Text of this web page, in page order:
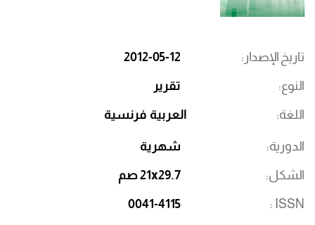
تاريخ الإصدار 2012-05-12
النوع تقرير
اللغة العربية فرنسية
الدورية شهرية
الشكل 21x29.7 صم
ISSN
0041-4115